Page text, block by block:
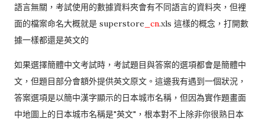
語言無關，考試使用的數據資料夾會有不同語言的資料夾，但裡
面的檔案命名大概就是 superstore _cn.xls 這樣的概念，打開數
據一樣都還是英文的
如果選擇簡體中文考試時，考試題目與答案的選項都會是簡體中
文，但題目部分會額外提供英文原文。這邊我有遇到一個狀況，
答案選項是以簡中漢字顯示的日本城市名稱，但因為實作題畫面
中地圖上的日本城市名稱是"英文"，根本對不上除非你很熟日本